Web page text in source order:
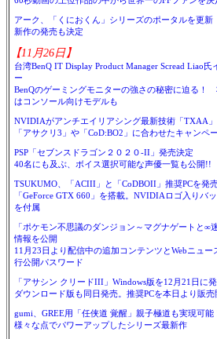
アーク、「くにおくん」シリーズのポータルを更新
新作の発売も決定
【11月26日】
台湾BenQ IT Display Product Manager Scread Liao氏
ー
BenQのゲーミングモニターの強さの秘密に迫る！
はコンソール向けモデルも
NVIDIAがアンチエイリアシング最新技術「TXAA
「アサクリ3」や「CoD:BO2」に合わせたキャンペ
PSP「セブンスドラゴン２０２０-II」発売決定
40名にも及ぶ、ボイス選択可能な声優一覧も公開!!
TSUKUMO、「ACIII」と「CoDBOII」推奨PCを発
「GeForce GTX 660」を搭載。NVIDIAロゴ入りバ
を付属
「ポケモン不思議のダンジョン～マグナゲートと∞
情報を公開
11月23日より配信中の追加コンテンツとWebニュー
行公開パスワード
「アサシン クリードIII」Windows版を12月21日に
ダウンロード版も同日発売。推奨PCを本日より販売
gumi、GREE用「任侠道 覚醒」親子極道も実現可能
様々な点でパワーアップしたシリーズ最新作